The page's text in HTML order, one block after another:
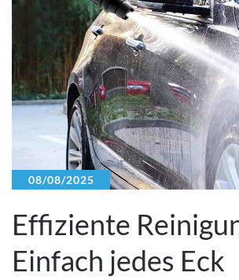
08/08/2025
Effiziente
Einfach jedes Eck